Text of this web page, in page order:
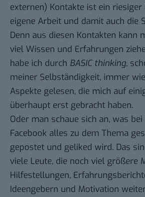
externen) Kontakte ist ein
eigene Arbeit und damit auch die
Denn aus diesen Kontakten kann
viel Wissen und Erfahrungen
habe ich durch BASIC thinking,
meiner Selbständigkeit, immer
Aspekte gelesen, die mich auf
überhaupt erst gebracht haben.
Oder man schaue sich an, was
Facebook alles zu dem Thema
gepostet und geliked wird. Das
viele Leute, die noch viel größere
Hilfestellungen,
Ideengebern und Motivation